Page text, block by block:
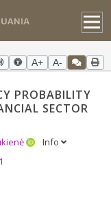
A+ A-
PROBABILITY
SECTOR
Info